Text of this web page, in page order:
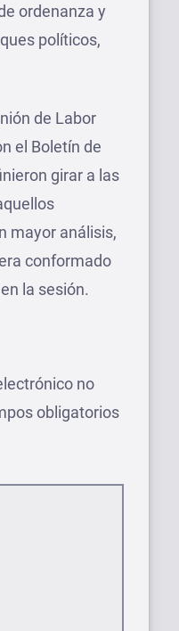
ordenanza y
políticos,
de Labor
el Boletín de
girar a las
mayor análisis,
conformado
la sesión.
no
obligatorios